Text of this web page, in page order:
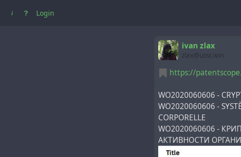
Login
ivan zlax
zlax@ussr.win
https://
WO2020060606 -
WO2020060606 -
CORPORELLE
WO2020060606 -
АКТИВНОСТИ